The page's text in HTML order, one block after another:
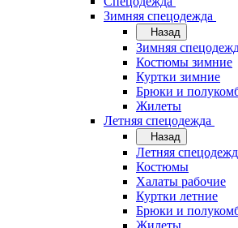
Зимняя спецодежда
Назад
Зимняя
Костюмы зимние
Куртки зимние
Брюки и
Жилеты
Летняя спецодежда
Назад
Летняя
Костюмы
Халаты рабочие
Куртки летние
Брюки и
Жилеты